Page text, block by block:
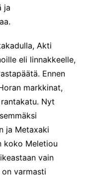
ja
Akti
eli linnakkeelle,
Ennen
markkinat,
Nyt
ja Metaxaki
koko Meletiou
vain
varmasti